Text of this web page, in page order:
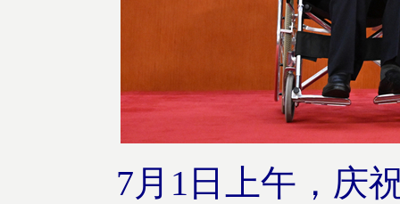
7月1日上午，庆祝